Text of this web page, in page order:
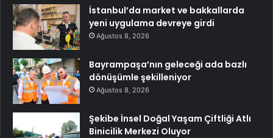
İstanbul’da market ve bakkallarda
yeni uygulama devreye girdi
Ağustos 8, 2026
Bayrampaşa’nın geleceği ada bazlı
dönüşümle şekilleniyor
Ağustos 8, 2026
Şekibe İnsel Doğal Yaşam Çiftliği Atlı
Binicilik Merkezi Oluyor